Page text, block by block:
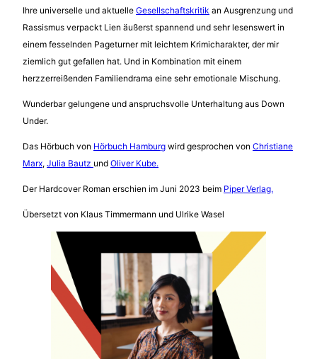
Ihre universelle und aktuelle Gesellschaftskritik an Ausgrenzung und
Rassismus verpackt Lien äußerst spannend und sehr lesenswert in
einem fesselnden Pageturner mit leichtem Krimicharakter, der mir
ziemlich gut gefallen hat. Und in Kombination mit einem
herzzerreißenden Familiendrama eine sehr emotionale Mischung.
Wunderbar gelungene und anspruchsvolle Unterhaltung aus Down
Under.
Das Hörbuch von Hörbuch Hamburg wird gesprochen von Christiane
Marx, Julia Bautz und Oliver Kube.
Der Hardcover Roman erschien im Juni 2023 beim Piper Verlag.
Übersetzt von Klaus Timmermann und Ulrike Wasel